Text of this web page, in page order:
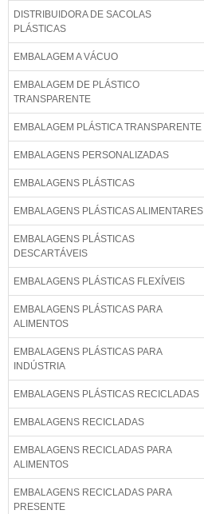
DISTRIBUIDORA DE SACOLAS
PLÁSTICAS
EMBALAGEM A VÁCUO
EMBALAGEM DE PLÁSTICO
TRANSPARENTE
EMBALAGEM PLÁSTICA TRANSPARENTE
EMBALAGENS PERSONALIZADAS
EMBALAGENS PLÁSTICAS
EMBALAGENS PLÁSTICAS ALIMENTARES
EMBALAGENS PLÁSTICAS
DESCARTÁVEIS
EMBALAGENS PLÁSTICAS FLEXÍVEIS
EMBALAGENS PLÁSTICAS PARA
ALIMENTOS
EMBALAGENS PLÁSTICAS PARA
INDÚSTRIA
EMBALAGENS PLÁSTICAS RECICLADAS
EMBALAGENS RECICLADAS
EMBALAGENS RECICLADAS PARA
ALIMENTOS
EMBALAGENS RECICLADAS PARA
PRESENTE